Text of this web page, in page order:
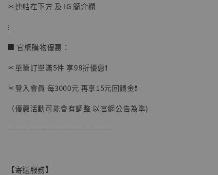
【現貨】BJSTUDIO 1/6系列可動蒐藏人偶 讓
＊連結在下方 及 IG 簡介欄
⁝
■ 官網購物優惠：
＊單筆訂單滿5件 享98折優惠❗️
＊登入會員 每3000元 再享15元回饋金❗️
（優惠活動可能會有調整 以官網公告為準)
──────────────
【寄送服務】